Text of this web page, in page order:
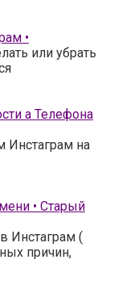
•
или убрать
а Телефона
Инстаграм на
• Старый
Инстаграм (
причин,